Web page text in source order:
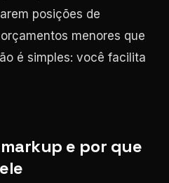
posições de
menores que
é simples: você facilita
e por que